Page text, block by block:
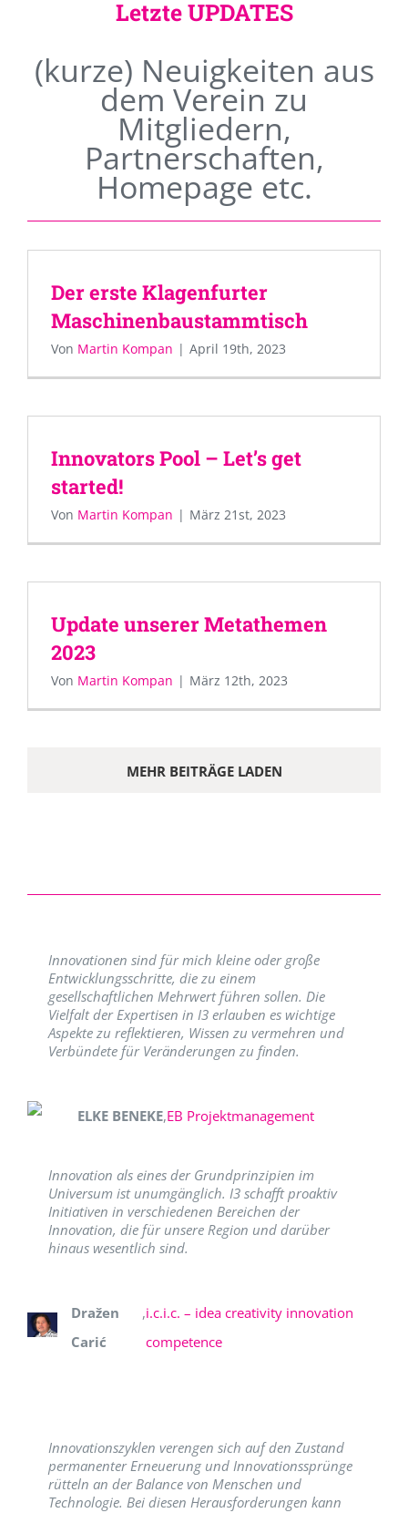
Letzte UPDATES
(kurze) Neuigkeiten aus
dem Verein zu
Mitgliedern,
Partnerschaften,
Homepage etc.
Der erste Klagenfurter
Maschinenbaustammtisch
Von Martin Kompan | April 19th, 2023
Innovators Pool – Let’s get
started!
Von Martin Kompan | März 21st, 2023
Update unserer Metathemen
2023
Von Martin Kompan | März 12th, 2023
MEHR BEITRÄGE LADEN
Innovationen sind für mich kleine oder große
Entwicklungsschritte, die zu einem
gesellschaftlichen Mehrwert führen sollen. Die
Vielfalt der Expertisen in I3 erlauben es wichtige
Aspekte zu reflektieren, Wissen zu vermehren und
Verbündete für Veränderungen zu finden.
ELKE BENEKE,EB Projektmanagement
Innovation als eines der Grundprinzipien im
Universum ist unumgänglich. I3 schafft proaktiv
Initiativen in verschiedenen Bereichen der
Innovation, die für unsere Region und darüber
hinaus wesentlich sind.
Dražen
Carić
,i.c.i.c. – idea creativity innovation
competence
Innovationszyklen verengen sich auf den Zustand
permanenter Erneuerung und Innovationssprünge
rütteln an der Balance von Menschen und
Technologie. Bei diesen Herausforderungen kann